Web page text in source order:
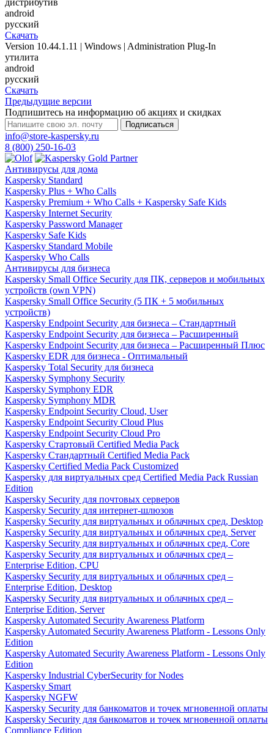
дистрибутив
android
русский
Скачать
Version 10.44.1.11 | Windows | Administration Plug-In
утилита
android
русский
Скачать
Предыдущие версии
Подпишитесь на информацию об акциях и скидках
Подписаться
info@store-kaspersky.ru
8 (800) 250-16-03
Антивирусы для дома
Kaspersky Standard
Kaspersky Plus + Who Calls
Kaspersky Premium + Who Calls + Kaspersky Safe Kids
Kaspersky Internet Security
Kaspersky Password Manager
Kaspersky Safe Kids
Kaspersky Standard Mobile
Kaspersky Who Calls
Антивирусы для бизнеса
Kaspersky Small Office Security для ПК, серверов и мобильных
устройств (own VPN)
Kaspersky Small Office Security (5 ПК + 5 мобильных
устройств)
Kaspersky Endpoint Security для бизнеса – Стандартный
Kaspersky Endpoint Security для бизнеса – Расширенный
Kaspersky Endpoint Security для бизнеса – Расширенный Плюс
Kaspersky EDR для бизнеса - Оптимальный
Kaspersky Total Security для бизнеса
Kaspersky Symphony Security
Kaspersky Symphony EDR
Kaspersky Symphony MDR
Kaspersky Endpoint Security Cloud, User
Kaspersky Endpoint Security Cloud Plus
Kaspersky Endpoint Security Cloud Pro
Kaspersky Стартовый Certified Media Pack
Kaspersky Стандартный Certified Media Pack
Kaspersky Certified Media Pack Customized
Kaspersky для виртуальных сред Certified Media Pack Russian
Edition
Kaspersky Security для почтовых серверов
Kaspersky Security для интернет-шлюзов
Kaspersky Security для виртуальных и облачных сред, Desktop
Kaspersky Security для виртуальных и облачных сред, Server
Kaspersky Security для виртуальных и облачных сред, Core
Kaspersky Security для виртуальных и облачных сред –
Enterprise Edition, CPU
Kaspersky Security для виртуальных и облачных сред –
Enterprise Edition, Desktop
Kaspersky Security для виртуальных и облачных сред –
Enterprise Edition, Server
Kaspersky Automated Security Awareness Platform
Kaspersky Automated Security Awareness Platform - Lessons Only
Edition
Kaspersky Automated Security Awareness Platform - Lessons Only
Edition
Kaspersky Industrial CyberSecurity for Nodes
Kaspersky Smart
Kaspersky NGFW
Kaspersky Security для банкоматов и точек мгновенной оплаты
Kaspersky Security для банкоматов и точек мгновенной оплаты
Compliance Edition